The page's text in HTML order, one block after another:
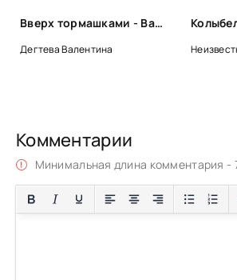
Вверх тормашками - Валентина Дегтева
Дегтева Валентина
Комментарии
Минимальная длина комментария -